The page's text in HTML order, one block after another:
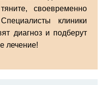
своевременно
клиники
диагноз и подберут
лечение!